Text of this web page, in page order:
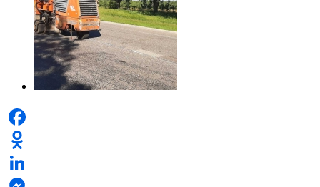
Facebook
Odnoklassniki